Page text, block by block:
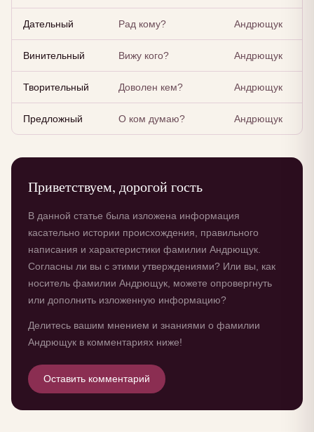
Дательный Рад кому? Андрющук
Винительный Вижу кого? Андрющук
Творительный Доволен кем? Андрющук
Предложный О ком думаю? Андрющук
Приветствуем, дорогой гость
В данной статье была изложена информация
касательно истории происхождения, правильного
написания и характеристики фамилии Андрющук.
Согласны ли вы с этими утверждениями? Или вы, как
носитель фамилии Андрющук, можете опровергнуть
или дополнить изложенную информацию?
Делитесь вашим мнением и знаниями о фамилии
Андрющук в комментариях ниже!
Оставить комментарий